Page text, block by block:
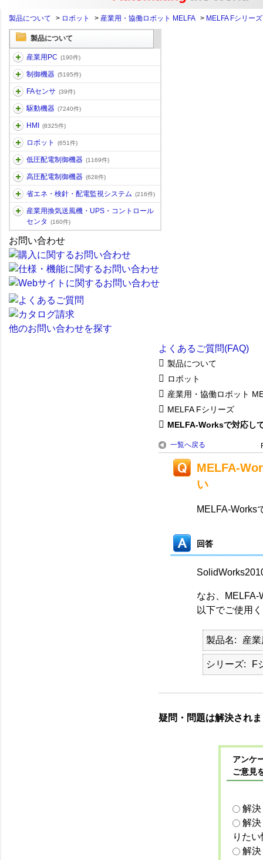
製品について > ロボット > 産業用・協働ロボット MELFA > MELFA Fシリーズ
製品について
産業用PC (190件)
制御機器 (5195件)
FAセンサ (39件)
駆動機器 (7240件)
HMI (8325件)
ロボット (651件)
低圧配電制御機器 (1169件)
高圧配電制御機器 (628件)
省エネ・検針・配電監視システム (216件)
産業用換気送風機・UPS・コントロール
センタ
(160件)
お問い合わせ
他のお問い合わせを探す
よくあるご質問(FAQ)
製品について
ロボット
産業用・協働ロボット
MELFA Fシリーズ
MELFA-Worksで対応し
一覧へ戻る
MELFA-
い
MELFA-Works
回答
なお、MELFA-
以下でご使用
製品名 産
シリーズ F
疑問・問題は解決され
アンケ
ご意見
解
解
りた
解